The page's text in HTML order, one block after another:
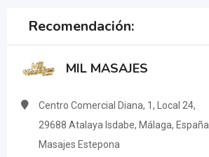
Recomendación:
MIL MASAJES
Centro Comercial Diana, 1, Local 24,
29688 Atalaya Isdabe, Málaga, España
Masajes Estepona